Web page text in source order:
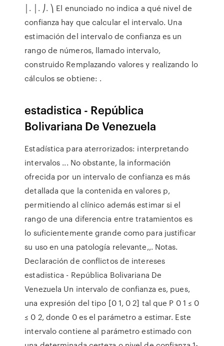
│. │. ⎠. ⎞ El enunciado no indica a qué nivel de
confianza hay que calcular el intervalo. Una
estimación del intervalo de confianza es un
rango de números, llamado intervalo,
construido Remplazando valores y realizando lo
cálculos se obtiene: .
estadistica - República
Bolivariana De Venezuela
Estadística para aterrorizados: interpretando
intervalos ... No obstante, la información
ofrecida por un intervalo de confianza es más
detallada que la contenida en valores p,
permitiendo al clínico además estimar si el
rango de una diferencia entre tratamientos es
lo suficientemente grande como para justificar
su uso en una patología relevante,,. Notas.
Declaración de conflictos de intereses
estadistica - República Bolivariana De
Venezuela Un intervalo de confianza es, pues,
una expresión del tipo [0 1, 0 2] tal que P 0 1 ≤ 0
≤ 0 2, donde 0 es el parámetro a estimar. Este
intervalo contiene al parámetro estimado con